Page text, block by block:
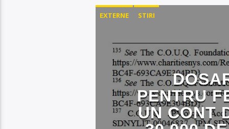
EXTERNE STIRI
PENTRU
UN CONT